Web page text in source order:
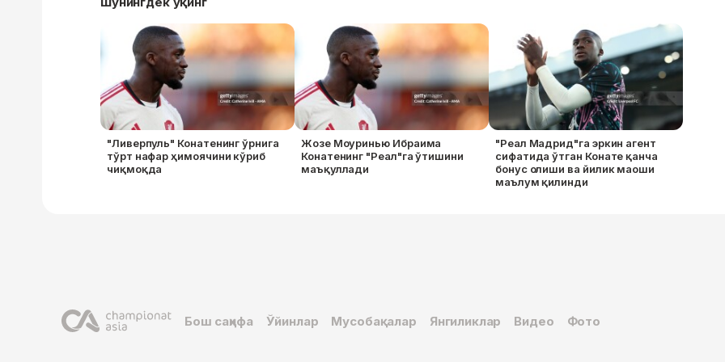
"Ливерпуль" Конатенинг ўрнига
тўрт нафар ҳимоячини кўриб
чиқмоқда
Жозе Моуринью Ибраима
Конатенинг "Реал"га ўтишини
маъқуллади
"Реал Мадрид"га эркин агент
сифатида ўтган Конате қанча
бонус олиши ва йилик маоши
маълум қилинди
Бош саҳифа Ўйинлар Мусобақалар Янгиликлар Видео Фото